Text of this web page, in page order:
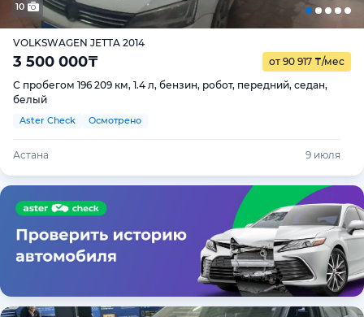
10
VOLKSWAGEN JETTA 2014
3 500 000₸ от 90 917 ₸/мес
С пробегом 196 209 км, 1.4 л, бензин, робот, передний, седан,
белый
Aster Check Осмотрено
Астана 9 июля